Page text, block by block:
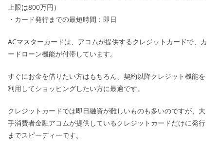
上限は800万円）
・カード発行までの最短時間：即日
ACマスターカードは、アコムが提供するクレジットカードで、カ
ードローン機能が付帯しています。
すぐにお金を借りたい方はもちろん、契約以降クレジット機能を
利用してショッピングしたい方に最適です。
クレジットカードでは即日融資が難しいものも多いのですが、大
手消費者金融アコムが提供しているクレジットカードだけに発行
までスピーディーです。